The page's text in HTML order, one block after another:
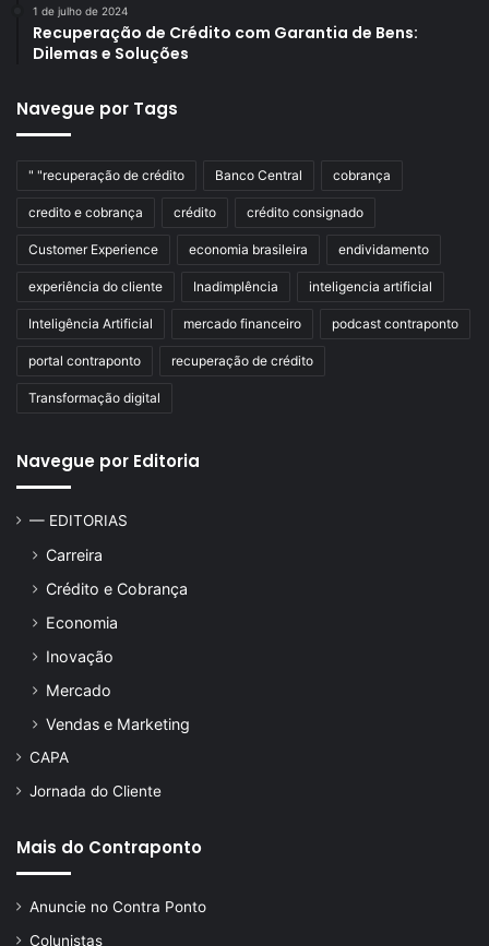
1 de julho de 2024
Recuperação de Crédito com Garantia de Bens:
Dilemas e Soluções
Navegue por Tags
" "recuperação de crédito Banco Central cobrança
credito e cobrança crédito crédito consignado
Customer Experience economia brasileira endividamento
experiência do cliente Inadimplência inteligencia artificial
Inteligência Artificial mercado financeiro podcast contraponto
portal contraponto recuperação de crédito
Transformação digital
Navegue por Editoria
— EDITORIAS
Carreira
Crédito e Cobrança
Economia
Inovação
Mercado
Vendas e Marketing
CAPA
Jornada do Cliente
Mais do Contraponto
Anuncie no Contra Ponto
Colunistas